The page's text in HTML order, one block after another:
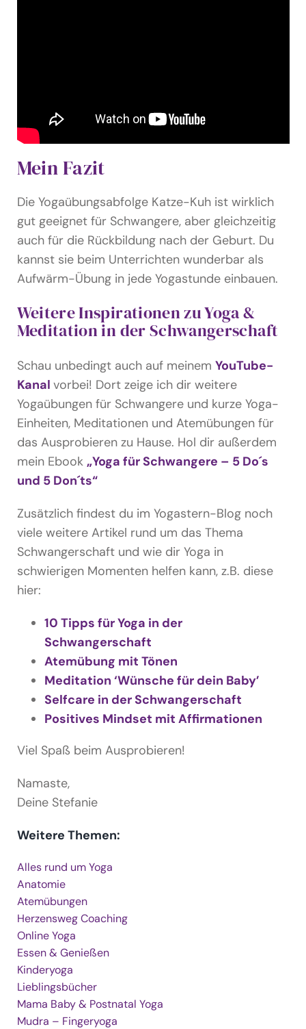
Mein Fazit
Die Yogaübungsabfolge Katze-Kuh ist wirklich
gut geeignet für Schwangere, aber gleichzeitig
auch für die Rückbildung nach der Geburt. Du
kannst sie beim Unterrichten wunderbar als
Aufwärm-Übung in jede Yogastunde einbauen.
Weitere Inspirationen zu Yoga &
Meditation in der Schwangerschaft
Schau unbedingt auch auf meinem YouTube-
Kanal vorbei! Dort zeige ich dir weitere
Yogaübungen für Schwangere und kurze Yoga-
Einheiten, Meditationen und Atemübungen für
das Ausprobieren zu Hause. Hol dir außerdem
mein Ebook „Yoga für Schwangere – 5 Do´s
und 5 Don´ts“
Zusätzlich findest du im Yogastern-Blog noch
viele weitere Artikel rund um das Thema
Schwangerschaft und wie dir Yoga in
schwierigen Momenten helfen kann, z.B. diese
hier:
10 Tipps für Yoga in der
Schwangerschaft
Atemübung mit Tönen
Meditation ‘Wünsche für dein Baby’
Selfcare in der Schwangerschaft
Positives Mindset mit Affirmationen
Viel Spaß beim Ausprobieren!
Namaste,
Deine Stefanie
Weitere Themen:
Alles rund um Yoga
Anatomie
Atemübungen
Herzensweg Coaching
Online Yoga
Essen & Genießen
Kinderyoga
Lieblingsbücher
Mama Baby & Postnatal Yoga
Mudra – Fingeryoga